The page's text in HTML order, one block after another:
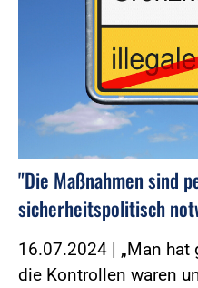
"Die Maßnahmen sind
sicherheitspolitisch
16.07.2024 | „Man
die Kontrollen waren